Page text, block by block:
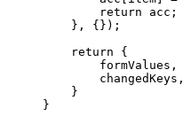
        return
acc;
    }, {});
    return
{
        formValues,
        changedKeys,
    }
}